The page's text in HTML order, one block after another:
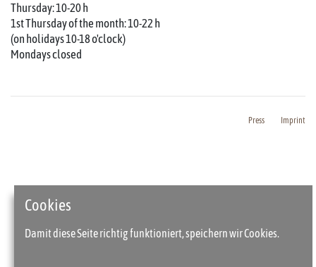
Cookies
Damit diese Seite richtig funktioniert, speichern wir Cookies.
Thursday: 10-20 h
1st Thursday of the month: 10-22 h
(on holidays 10-18 o'clock)
Mondays closed
Press Imprint